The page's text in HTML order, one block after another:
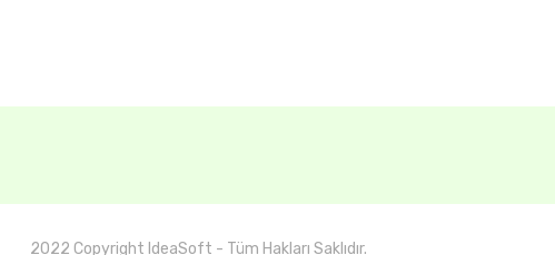
2022 Copyright IdeaSoft - Tüm Hakları Saklıdır.